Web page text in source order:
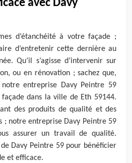
avec Davy
d’étanchéité à votre façade ;
d’entretenir cette dernière au
Qu’il s’agisse d’intervenir sur
ou en rénovation ; sachez que,
entreprise Davy Peintre 59
dans la ville de Eth 59144.
des produits de qualité et des
; notre entreprise Davy Peintre 59
assurer un travail de qualité.
Davy Peintre 59 pour bénéficier
et efficace.